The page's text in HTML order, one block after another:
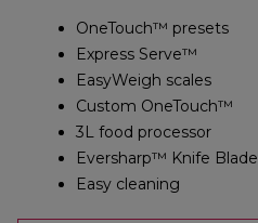
OneTouch™ presets
Express Serve™
EasyWeigh scales
Custom OneTouch™
3L food processor
Eversharp™ Knife Blade
Easy cleaning